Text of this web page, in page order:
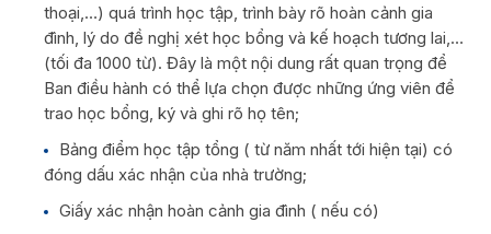
thoại,…) quá trình học tập, trình bày rõ hoàn cảnh gia
đình, lý do đề nghị xét học bổng và kế hoạch tương lai,…
(tối đa 1000 từ). Đây là một nội dung rất quan trọng để
Ban điều hành có thể lựa chọn được những ứng viên để
trao học bổng, ký và ghi rõ họ tên;
Bảng điểm học tập tổng ( từ năm nhất tới hiện tại) có
đóng dấu xác nhận của nhà trường;
Giấy xác nhận hoàn cảnh gia đình ( nếu có)